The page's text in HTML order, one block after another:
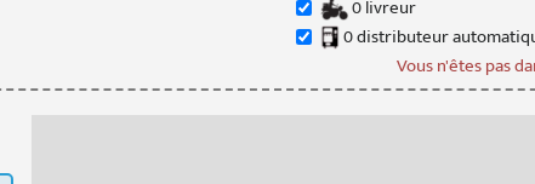
0livreur
0distributeur
Vous n'êtes pas